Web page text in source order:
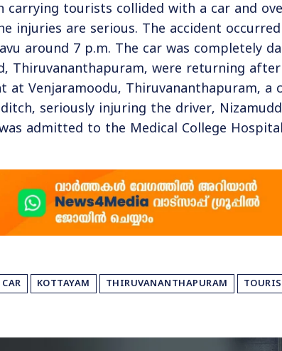
carrying tourists collided with a car and
injuries are serious. The accident
around 7 p.m. The car was completely
Thiruvananthapuram, were returning
at Venjaramoodu, Thiruvananthapuram, a
seriously injuring the driver,
admitted to the Medical College
CAR KOTTAYAM THIRUVANANTHAPURAM